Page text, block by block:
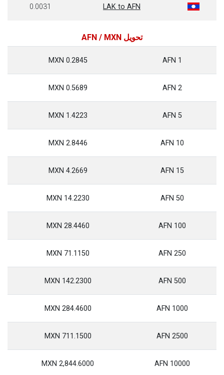
LAK to AFN
0.0031
تحويل AFN / MXN
1 AFN
0.2845 MXN
2 AFN
0.5689 MXN
5 AFN
1.4223 MXN
10 AFN
2.8446 MXN
15 AFN
4.2669 MXN
50 AFN
14.2230 MXN
100 AFN
28.4460 MXN
250 AFN
71.1150 MXN
500 AFN
142.2300 MXN
1000 AFN
284.4600 MXN
2500 AFN
711.1500 MXN
10000 AFN
2,844.6000 MXN